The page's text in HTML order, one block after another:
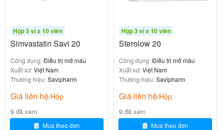
hợp sau:
Dị ứngvới bất kỳ thành phần nào của thuốc
Bệnh gan tiến triển
hoặc men gan tăng kéo dài
không rõ nguyên nhân (> 3 lần giới hạn bình
thường)
Phụ nữ mang thai, đang cho con bú
khả năng mang thai mà không áp dụng biện pháp
Hộp 3 vỉ x 10 viên
Simvastatin Savi 20
Công dụng:Điều trị mỡ máu
Xuất xứ:Việt Nam
Thương hiệu:Savipharm
Giá liên hệ/Hộp
9 đã xem
Mua theo đơn
Hộp 3 vỉ x 10 viên
Sterolow 20
Công dụng:Điều trị mỡ máu
Xuất xứ:Việt Nam
Thương hiệu:Savipharm
Giá liên hệ/Hộp
9 đã xem
Mua theo đơn